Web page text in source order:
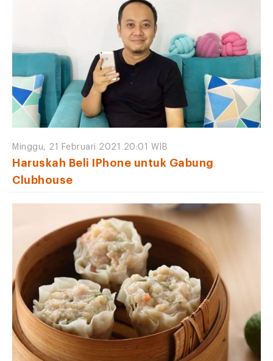
Minggu, 21 Februari 2021 20:01 WIB
Haruskah Beli IPhone untuk Gabung
Clubhouse